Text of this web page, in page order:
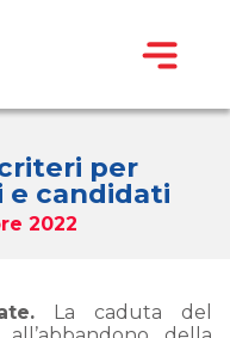
per
e candidati
2022
La caduta del